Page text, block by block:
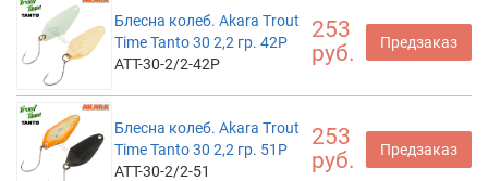
Блесна колеб. Akara Trout
Time Tanto 30 2,2 гр. 42P
ATT-30-2/2-42P
253
руб.
Предзаказ
Блесна колеб. Akara Trout
Time Tanto 30 2,2 гр. 51P
ATT-30-2/2-51
253
руб.
Предзаказ